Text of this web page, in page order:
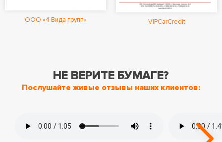
ООО «4 Вида групп» VIPCarCredit
НЕ ВЕРИТЕ БУМАГЕ?
Послушайте живые отзывы наших клиентов: